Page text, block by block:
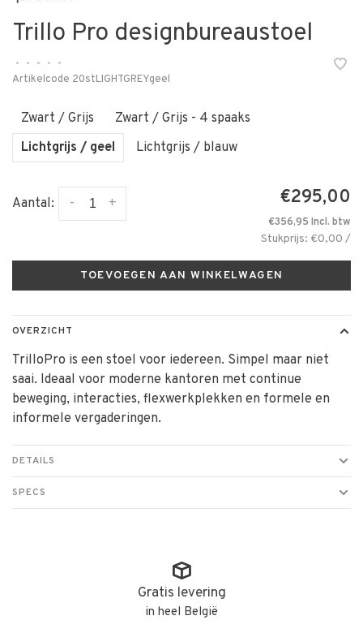
Trillo Pro designbureaustoel
• • • •
•
Artikelcode 20stLIGHTGREYgeel
Zwart / Grijs
Zwart / Grijs - 4 spaaks
Lichtgrijs / geel
Lichtgrijs / blauw
Aantal: +
- €295,00
€356,95 Incl. btw
Stukprijs: €0,00 /
TOEVOEGEN AAN WINKELWAGEN
OVERZICHT
TrilloPro is een stoel voor iedereen. Simpel maar niet
saai. Ideaal voor moderne kantoren met continue
beweging, interacties, flexwerkplekken en formele en
informele vergaderingen.
DETAILS
SPECS
Gratis levering
in heel België